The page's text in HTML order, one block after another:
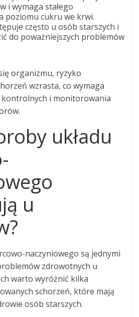
i wymaga stałego
poziomu cukru we krwi.
często u osób starszych i
do poważniejszych problemów
organizmu, ryzyko
wzrasta, co wymaga
i monitorowania
układu
u
naczyniowego są jednymi
zdrowotnych u
warto wyróżnić kilka
schorzeń, które mają
osób starszych.